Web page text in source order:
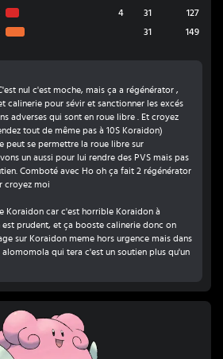
4 31
127
31 149
nul c'est moche, mais ça a régénérator ,
calinerie pour sévir et sanctionner les excés
adverses qui sont en roue libre . Et croyez
tout de même pas à 10S Koraidon)
peut se permettre la roue libre sur
un aussi pour lui rendre des PVS mais pas
Comboté avec Ho oh ça fait 2 régénérator
croyez moi
Koraidon car c'est horrible Koraidon à
prudent, et ça booste calinerie donc on
sur Koraidon meme hors urgence mais dans
alomomola qui tera c'est un soutien plus qu'un